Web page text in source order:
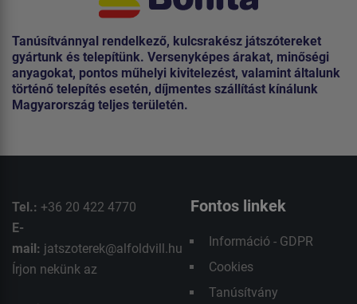
Tanúsítvánnyal rendelkező, kulcsrakész játszótereket
gyártunk és telepítünk. Versenyképes árakat, minőségi
anyagokat, pontos műhelyi kivitelezést, valamint általunk
történő telepítés esetén, díjmentes szállítást kínálunk
Magyarország teljes területén.
Tel.: +36 20 422 4770
E-
mail: jatszoterek@alfoldvill.hu
Írjon nekünk az
Fontos linkek
Információ - GDPR
Cookies
Tanúsítvány